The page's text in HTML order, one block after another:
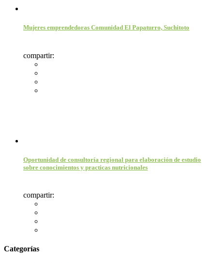
Mujeres emprendedoras Comunidad El Papaturro, Suchitoto
compartir:
Oportunidad de consultoría regional para elaboración de estudio
sobre conocimientos y practicas nutricionales
compartir:
Categorías